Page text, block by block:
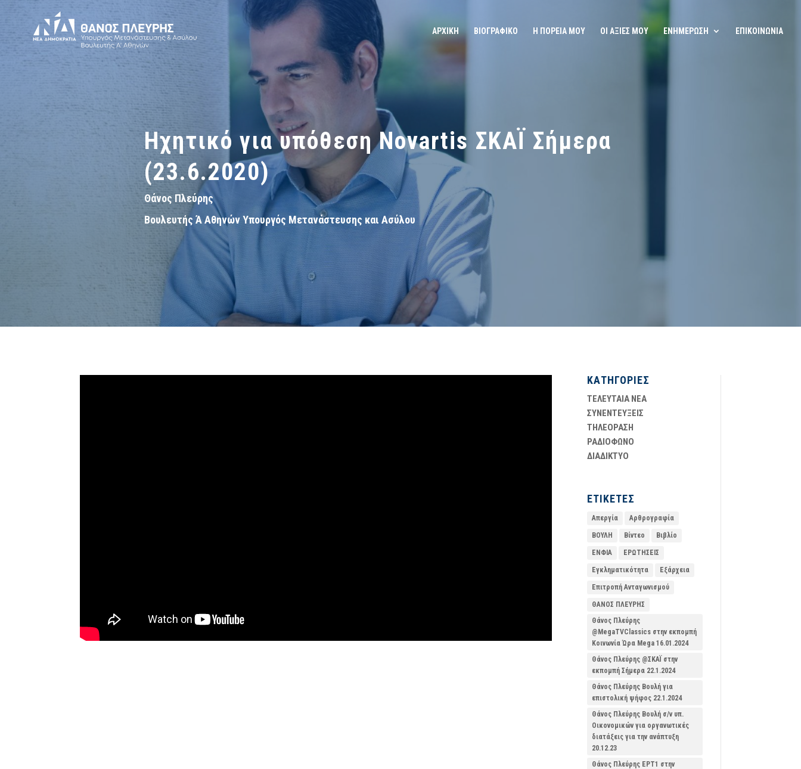
ΑΡΧΙΚΗ ΒΙΟΓΡΑΦΙΚΟ Η ΠΟΡΕΙΑ ΜΟΥ ΟΙ ΑΞΙΕΣ ΜΟΥ ΕΝΗΜΕΡΩΣΗ ΕΠΙΚΟΙΝΩΝΙΑ
Ηχητικό για υπόθεση Novartis ΣΚΑΪ Σήμερα
(23.6.2020)
Θάνος Πλεύρης
Βουλευτής Ά Αθηνών Υπουργός Μετανάστευσης και Ασύλου
ΚΑΤΗΓΟΡΙΕΣ
ΤΕΛΕΥΤΑΙΑ ΝΕΑ
ΣΥΝΕΝΤΕΥΞΕΙΣ
ΤΗΛΕΟΡΑΣΗ
ΡΑΔΙΟΦΩΝΟ
ΔΙΑΔΙΚΤΥΟ
ΕΤΙΚΕΤΕΣ
Απεργία Αρθρογραφία
ΒΟΥΛΗ Βίντεο Βιβλίο
ΕΝΦΙΑ ΕΡΩΤΗΣΕΙΣ
Εγκληματικότητα Εξάρχεια
Επιτροπή Ανταγωνισμού
ΘΑΝΟΣ ΠΛΕΥΡΗΣ
Θάνος Πλεύρης
@MegaTVClassics στην εκπομπή
Κοινωνία Ώρα Mega 16.01.2024
Θάνος Πλεύρης @ΣΚΑΪ στην
εκπομπή Σήμερα 22.1.2024
Θάνος Πλεύρης Βουλή για
επιστολική ψήφος 22.1.2024
Θάνος Πλεύρης Βουλή σ/ν υπ.
Οικονομικών για οργανωτικές
διατάξεις για την ανάπτυξη
20.12.23
Θάνος Πλεύρης ΕΡΤ1 στην